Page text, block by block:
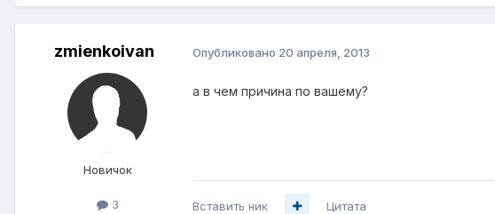
zmienkoivan
Новичок
3
Опубликовано 20 апреля, 2013
а в чем причина по вашему?
Вставить ник Цитата